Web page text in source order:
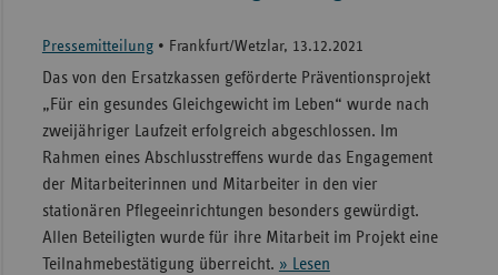
Pressemitteilung• Frankfurt/Wetzlar, 13.12.2021
Das von den Ersatzkassen geförderte Präventionsprojekt
„Für ein gesundes Gleichgewicht im Leben“ wurde nach
zweijähriger Laufzeit erfolgreich abgeschlossen. Im
Rahmen eines Abschlusstreffens wurde das Engagement
der Mitarbeiterinnen und Mitarbeiter in den vier
stationären Pflegeeinrichtungen besonders gewürdigt.
Allen Beteiligten wurde für ihre Mitarbeit im Projekt eine
Teilnahmebestätigung überreicht. » Lesen